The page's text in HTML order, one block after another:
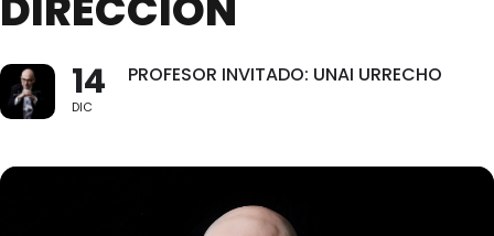
14
DIC
PROFESOR INVITADO: UNAI URRECHO